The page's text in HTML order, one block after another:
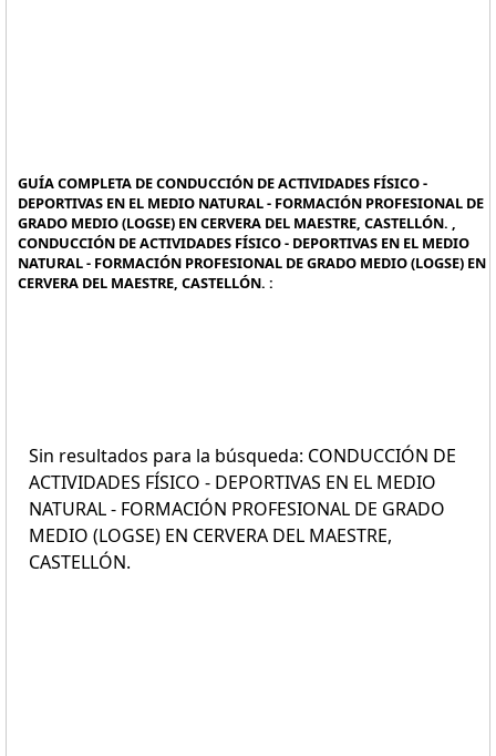
GUÍA COMPLETA DE CONDUCCIÓN DE ACTIVIDADES FÍSICO -
DEPORTIVAS EN EL MEDIO NATURAL - FORMACIÓN PROFESIONAL DE
GRADO MEDIO (LOGSE) EN CERVERA DEL MAESTRE, CASTELLÓN. ,
CONDUCCIÓN DE ACTIVIDADES FÍSICO - DEPORTIVAS EN EL MEDIO
NATURAL - FORMACIÓN PROFESIONAL DE GRADO MEDIO (LOGSE) EN
CERVERA DEL MAESTRE, CASTELLÓN. :
Sin resultados para la búsqueda: CONDUCCIÓN DE
ACTIVIDADES FÍSICO - DEPORTIVAS EN EL MEDIO
NATURAL - FORMACIÓN PROFESIONAL DE GRADO
MEDIO (LOGSE) EN CERVERA DEL MAESTRE,
CASTELLÓN.